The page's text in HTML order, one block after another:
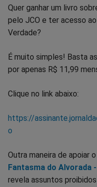
Quer ganhar um livro
pelo JCO e ter acesso
Verdade?
É muito simples! Basta
por apenas R$ 11,99
Clique no link abaixo:
https://
o
Outra maneira de apoiar
Fantasma do Alvorada
revela assuntos